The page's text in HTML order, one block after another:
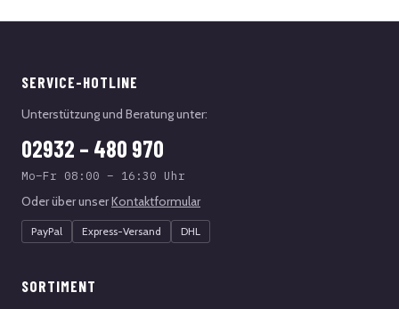
SERVICE-HOTLINE
Unterstützung und Beratung unter:
02932 – 480 970
Mo–Fr 08:00 – 16:30 Uhr
Oder über unserKontaktformular
PayPal Express-Versand DHL
SORTIMENT